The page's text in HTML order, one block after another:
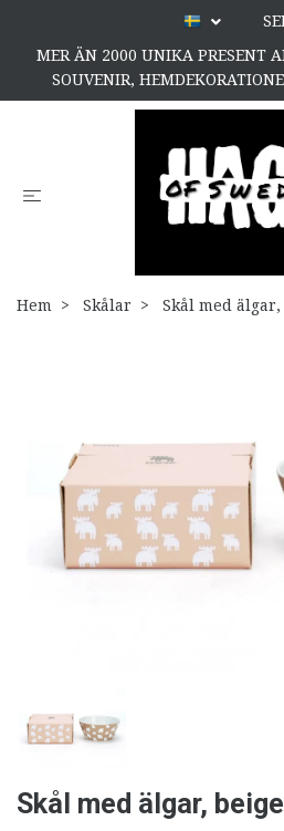
MER ÄN 2000 UNIKA PRESENT
SOUVENIR,
Hem Skålar Skål med
Skål med älgar,